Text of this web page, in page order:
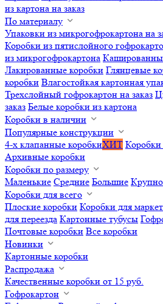
из картона на заказ
По материалу
Упаковки из микрогофрокартона на
Коробки из пятислойного
из микрогофрокартона
Лакированные коробки Глянцевые
коробки Влагостойкая картонная
Трехслойный гофрокартон на заказ
заказ Белые коробки из картона
Коробки в наличии
Популярные конструкции
4-х клапанные коробкиХИТ
Архивные коробки
Коробки по размеру
Маленькие Средние Большие
Коробки для всего
Плоские коробки Коробки для
для переезда Картонные тубусы
Почтовые коробки Все коробки
Новинки
Картонные коробки
Распродажа
Качественные коробки от 15 руб.
Гофрокартон